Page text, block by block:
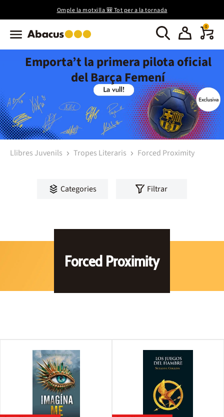
Omple la motxilla 🎒 Tot per a la tornada
0
Emporta’t la primera pilota oficial
del Barça Femení
Llibres Juvenils Tropes Literaris Forced Proximity
Categories Filtrar
Forced Proximity